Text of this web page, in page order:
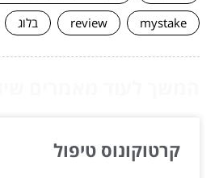
mystake
review בלוג
קרטוקונוס טיפול